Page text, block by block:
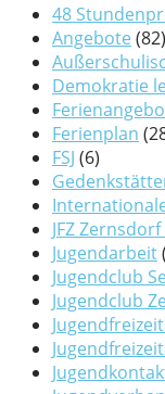
48
Angebote (82)
Demokratie
Ferienplan
FSJ (6)
JFZ
Jugendarbeit
Jugendclub
Jugendclub